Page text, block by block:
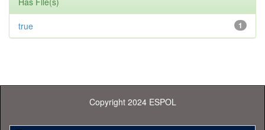
1
true
Copyright 2024 ESPOL